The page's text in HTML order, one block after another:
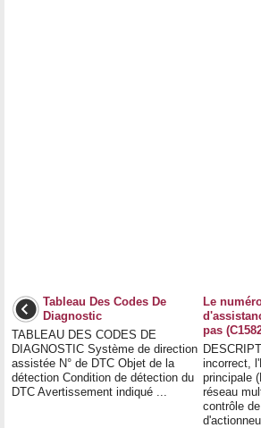
Tableau Des Codes De
Diagnostic
TABLEAU DES CODES DE
DIAGNOSTIC Système de direction
assistée N° de DTC Objet de la
détection Condition de détection du
DTC Avertissement indiqué ...
Le
pas
incorrect,
principale
réseau
contrôle